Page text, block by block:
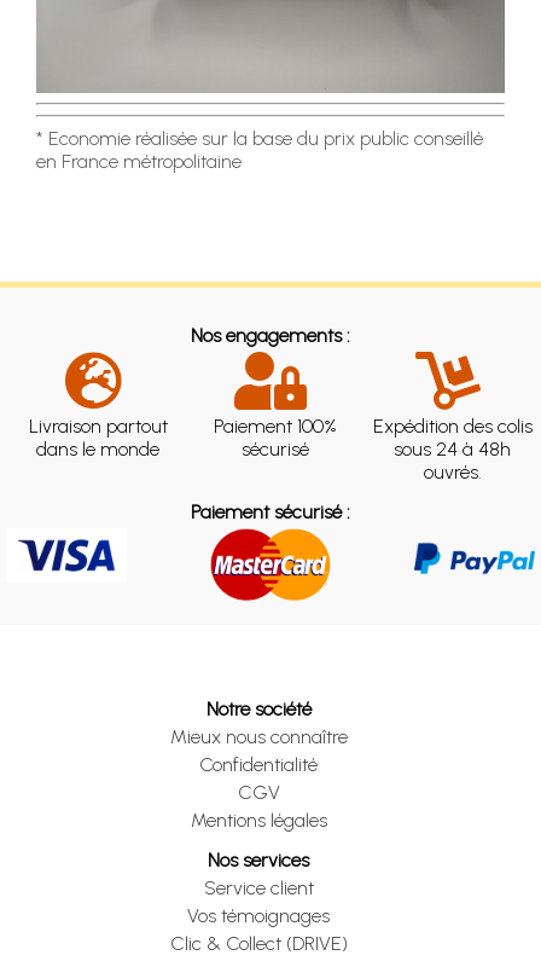
* Economie réalisée sur la base du prix public conseillé
en France métropolitaine
Nos engagements :
Livraison partout
dans le monde
Paiement 100%
sécurisé
Expédition des colis
sous 24 à 48h
ouvrés.
Paiement sécurisé :
Notre société
Mieux nous connaître
Confidentialité
CGV
Mentions légales
Nos services
Service client
Vos témoignages
Clic & Collect (DRIVE)